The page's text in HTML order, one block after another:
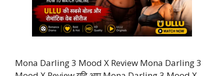
Mona Darling 3 Mood X Review Mona Darling 3